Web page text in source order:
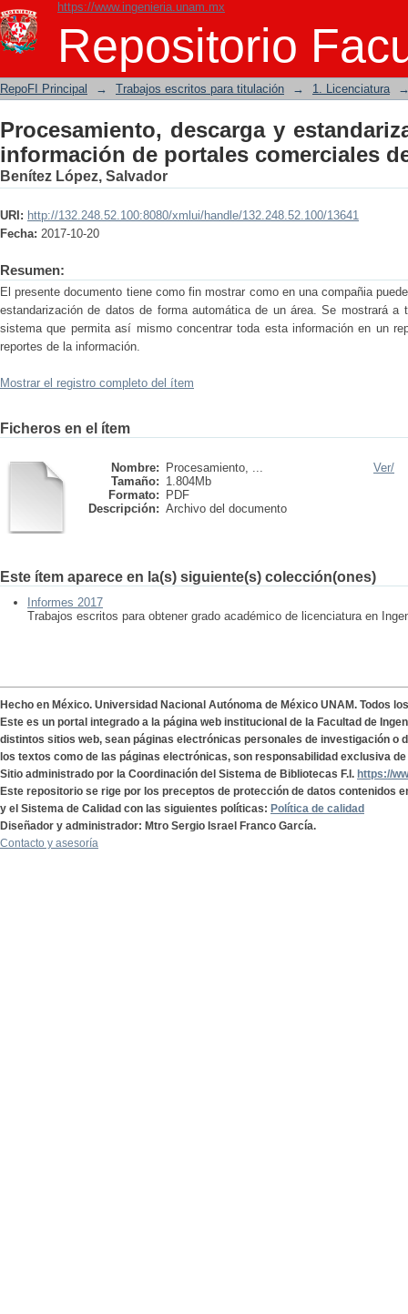
https://www.ingenieria.unam.mx
Repositorio
Procesamiento, descarga y
comerciales del área de retail
RepoFI Principal → Trabajos escritos para titulación → 1. Licenciatura
Procesamiento, descarga y
información de portales comerciales
Benítez López, Salvador
URI: http://132.248.52.100:8080/xmlui/handle/132.248.52.100/13641
Fecha: 2017-10-20
Resumen:
El presente documento tiene como fin mostrar como en una compañia
estandarización de datos de forma automática de un área. Se mostrará
sistema que permita así mismo concentrar toda esta información en un
reportes de la información.
Mostrar el registro completo del ítem
Ficheros en el ítem
Nombre:
Procesamiento, ...
Tamaño: 1.804Mb
Formato:
PDF
Descripción: Archivo del documento
Ver/
Este ítem aparece en la(s) siguiente(s) colección(ones)
Informes 2017
Trabajos escritos para obtener grado académico de licenciatura en
Hecho en México. Universidad Nacional Autónoma de México UNAM. Todos
Este es un portal integrado a la página web institucional de la Facultad de
distintos sitios web, sean páginas electrónicas personales de investigación o
los textos como de las páginas electrónicas, son responsabilidad exclusiva
Sitio administrado por la Coordinación del Sistema de Bibliotecas F.I. https://
Este repositorio se rige por los preceptos de protección de datos contenidos
y el Sistema de Calidad con las siguientes políticas: Política de calidad
Diseñador y administrador: Mtro Sergio Israel Franco García.
Contacto y asesoría